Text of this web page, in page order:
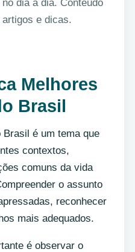
dia a dia. Conteúdo
e dicas.
Melhores
Brasil
Brasil é um tema que
contextos,
comuns da vida
o assunto
reconhecer
mais adequados.
é observar o